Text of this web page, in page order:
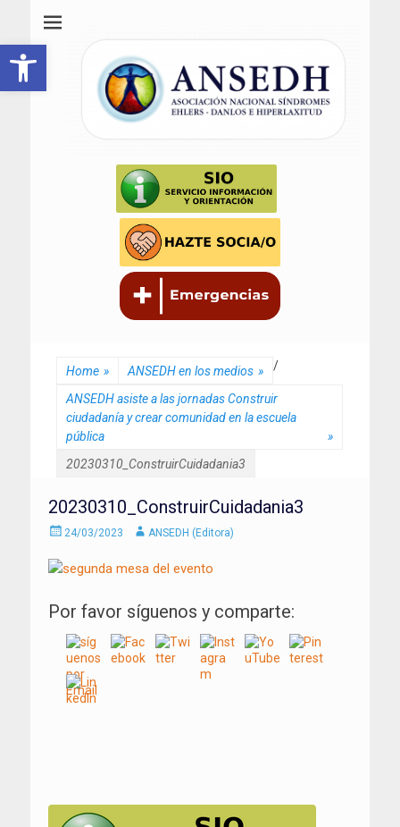
Home » ANSEDH en los medios » /
ANSEDH asiste a las jornadas Construir
ciudadanía y crear comunidad en la escuela
pública
»
20230310_ConstruirCuidadania3
20230310_ConstruirCuidadania3
Enviado
24/03/2023 AutorANSEDH (Editora)
Por favor síguenos y comparte:
entradas
Abrir barra de herramientas